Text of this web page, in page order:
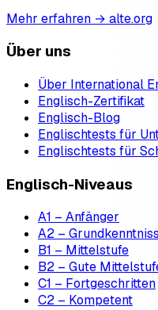
Mehr erfahren → alte.org
Über uns
Über International
Englisch-Zertifikat
Englisch-Blog
Englischtests für
Englischtests für
Englisch-Niveaus
A1 – Anfänger
A2 –
B1 – Mittelstufe
B2 – Gute
C1 – Fortgeschritten
C2 – Kompetent